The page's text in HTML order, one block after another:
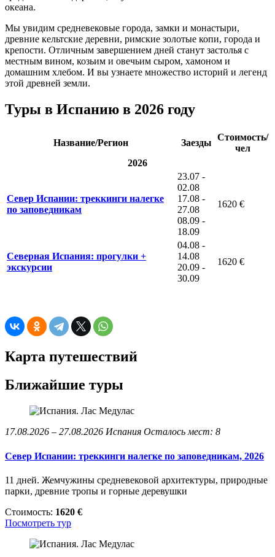
океана.
Мы увидим средневековые города, замки и монастыри,
древние кельтские деревни, римские золотые копи, города и
крепости. Отличным завершением дней станут застолья с
местным вином, козьим и овечьим сыром, хамоном и
домашним хлебом. И вы узнаете множество историй и легенд
этой древней земли.
Туры в Испанию в 2026 году
Название/Регион Заезды
Стоимость/
чел
2026
Север Испании: треккинги налегке
по заповедникам
23.07 -
02.08
17.08 -
27.08
08.09 -
18.09
1620 €
Северная Испания: прогулки +
экскурсии
04.08 -
14.08
20.09 -
30.09
1620 €
Карта путешествий
Ближайшие туры
17.08.2026 – 27.08.2026 Испания Осталось мест: 8
Север Испании: треккинги налегке по заповедникам, 2026
11 дней. Жемчужины средневековой архитектуры, природные
парки, древние тропы и горные деревушки
Стоимость: 1620 €
Посмотреть тур